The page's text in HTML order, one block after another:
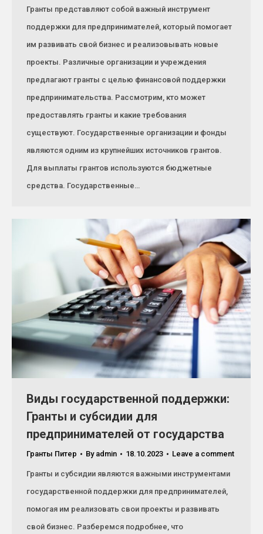
Гранты представляют собой важный инструмент
поддержки для предпринимателей, который помогает
им развивать свой бизнес и реализовывать новые
проекты. Различные организации и учреждения
предлагают гранты с целью финансовой поддержки
предпринимательства. Рассмотрим, кто может
предоставлять гранты и какие требования
существуют. Государственные организации и фонды
являются одним из крупнейших источников грантов.
Для выплаты грантов используются бюджетные
средства. Государственные…
Виды государственной поддержки:
Гранты и субсидии для
предпринимателей от государства
Гранты Питер By admin 18.10.2023 Leave a comment
Гранты и субсидии являются важными инструментами
государственной поддержки для предпринимателей,
помогая им реализовать свои проекты и развивать
свой бизнес. Разберемся подробнее, что